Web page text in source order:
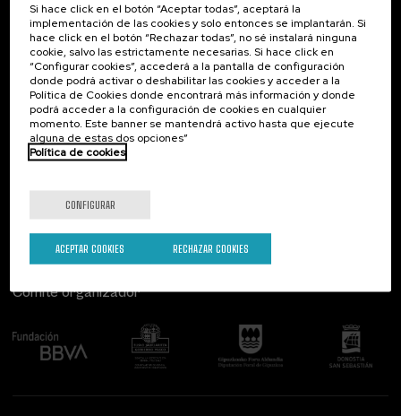
Contacto
Palacio Miramar
Paseo de Miraconcha, 48
20007 Donostia / San Sebastián
Gipuzkoa, Spain
Contacta con nosotros
De interés...
Actividades anteriores
Comité organizador
Si hace click en el botón “Aceptar todas”, aceptará la
implementación de las cookies y solo entonces se implantarán. Si
hace click en el botón “Rechazar todas”, no sé instalará ninguna
cookie, salvo las estrictamente necesarias. Si hace click en
“Configurar cookies”, accederá a la pantalla de configuración
donde podrá activar o deshabilitar las cookies y acceder a la
Política de Cookies donde encontrará más información y donde
podrá acceder a la configuración de cookies en cualquier
momento. Este banner se mantendrá activo hasta que ejecute
alguna de estas dos opciones”
Política de cookies
CONFIGURAR
RECHAZAR COOKIES
ACEPTAR COOKIES